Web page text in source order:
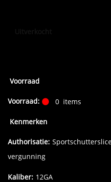
Voorraad
Voorraad: 0 items
Kenmerken
Authorisatie:
vergunning
Kaliber: 12GA